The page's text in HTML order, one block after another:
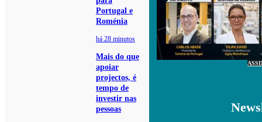
Portugal e
Roménia
há 28 minutos
Mais do que
apoiar
projectos, é
tempo de
investir nas
pessoas